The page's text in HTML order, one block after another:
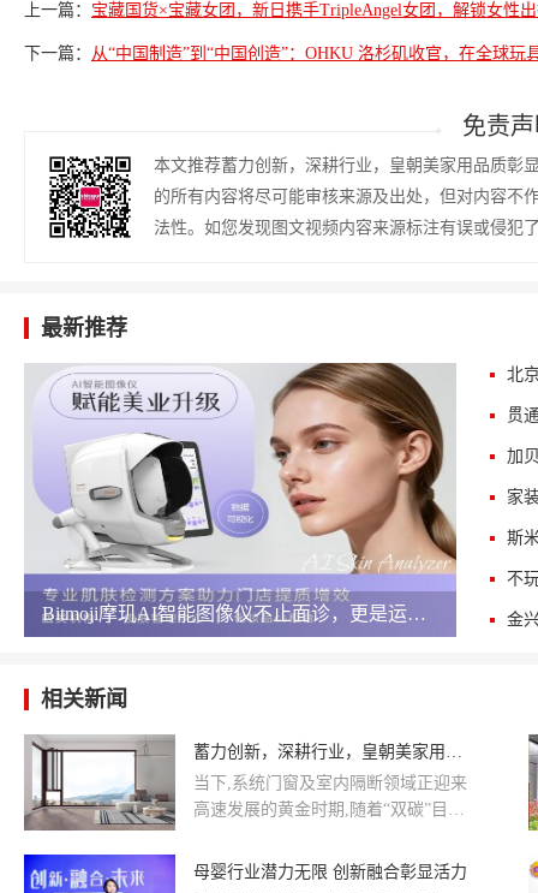
上一篇： 宝藏国货×宝藏女团，新日携手TripleAngel女团，解锁女性
下一篇： 从“中国制造”到“中国创造”：OHKU 洛杉矶收官，在全球玩
免责
本文推荐蓄力创新，深耕行业，皇朝美家用品质彰
的所有内容将尽可能审核来源及出处，但对内容不
法性。如您发现图文视频内容来源标注有误或侵犯
最新推荐
​Bitmoji摩玑AI智能图像仪不止面诊，更是运营王牌
斯
相关新闻
蓄力创新，深耕行业，皇朝美家用品质彰显实力
当下,系统门窗及室内隔断领域正迎来
高速发展的黄金时期,随着“双碳”目标
向“质变”,更专业、更优质、更具功能
母婴行业潜力无限 创新融合彰显活力